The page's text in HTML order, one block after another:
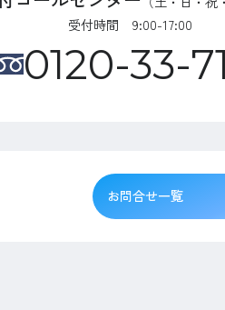
受付時間 9:00-17:00
0120-33-
お問合せ一覧